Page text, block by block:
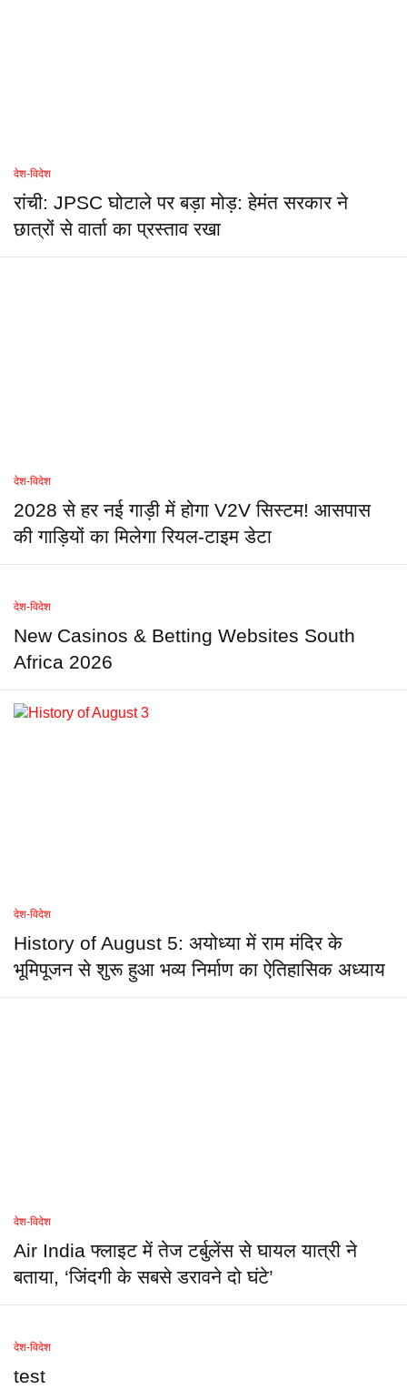
देश-विदेश
रांची: JPSC घोटाले पर बड़ा मोड़: हेमंत सरकार ने
छात्रों से वार्ता का प्रस्ताव रखा
देश-विदेश
2028 से हर नई गाड़ी में होगा V2V सिस्टम! आसपास
की गाड़ियों का मिलेगा रियल-टाइम डेटा
देश-विदेश
New Casinos & Betting Websites South
Africa 2026
देश-विदेश
History of August 5: अयोध्या में राम मंदिर के
भूमिपूजन से शुरू हुआ भव्य निर्माण का ऐतिहासिक अध्याय
देश-विदेश
Air India फ्लाइट में तेज टर्बुलेंस से घायल यात्री ने
बताया, ‘जिंदगी के सबसे डरावने दो घंटे’
देश-विदेश
test